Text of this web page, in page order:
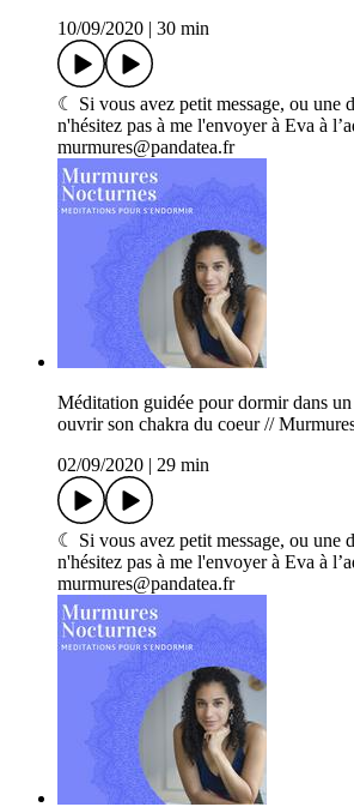
10/09/2020
30 min
☾ Si vous avez petit message, ou une
n'hésitez pas à me l'envoyer à Eva à
murmures@pandatea.fr
Méditation guidée pour dormir dans
ouvrir son chakra du coeur //
02/09/2020
29 min
☾ Si vous avez petit message, ou une
n'hésitez pas à me l'envoyer à Eva à
murmures@pandatea.fr